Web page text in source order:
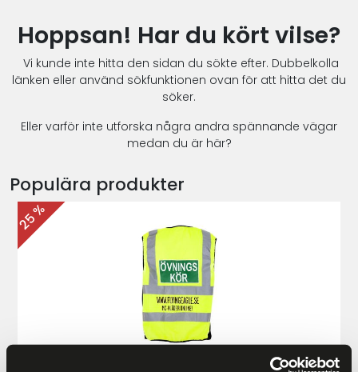
Hoppsan! Har du kört vilse?
Vi kunde inte hitta den sidan du sökte efter. Dubbelkolla
länken eller använd sökfunktionen ovan för att hitta det du
söker.
Eller varför inte utforska några andra spännande vägar
medan du är här?
Populära produkter
25 %